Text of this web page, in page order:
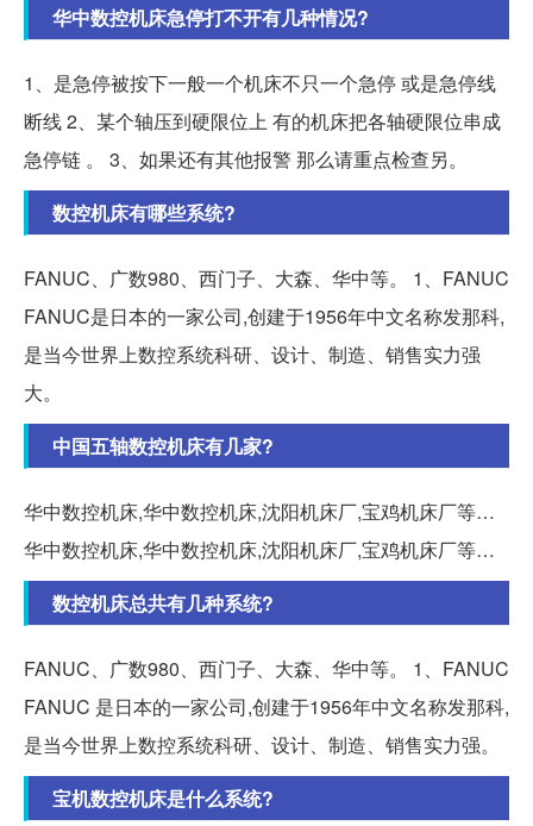
华中数控机床急停打不开有几种情况?
1、是急停被按下一般一个机床不只一个急停 或是急停线
断线 2、某个轴压到硬限位上 有的机床把各轴硬限位串成
急停链 。 3、如果还有其他报警 那么请重点检查另。
数控机床有哪些系统?
FANUC、广数980、西门子、大森、华中等。 1、FANUC
FANUC是日本的一家公司,创建于1956年中文名称发那科,
是当今世界上数控系统科研、设计、制造、销售实力强
大。
中国五轴数控机床有几家?
华中数控机床,华中数控机床,沈阳机床厂,宝鸡机床厂等…
华中数控机床,华中数控机床,沈阳机床厂,宝鸡机床厂等…
数控机床总共有几种系统?
FANUC、广数980、西门子、大森、华中等。 1、FANUC
FANUC 是日本的一家公司,创建于1956年中文名称发那科,
是当今世界上数控系统科研、设计、制造、销售实力强。
宝机数控机床是什么系统?